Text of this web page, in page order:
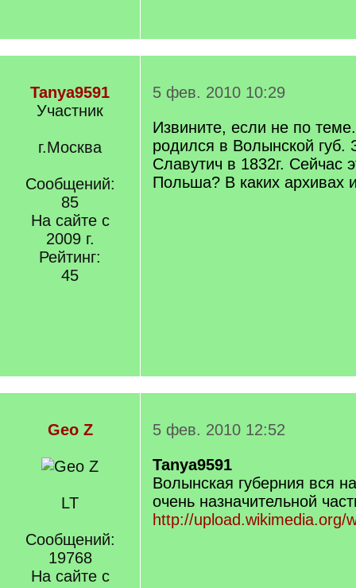
Tanya9591
Участник
г.Москва
Сообщений:
85
На сайте с
2009 г.
Рейтинг:
45
5 фев. 2010 10:29
Извините, если не по
родился в Волынской губ.
Славутич в 1832г. Сейчас
Польша? В каких архивах
Geo Z
LT
Сообщений:
19768
На сайте с
5 фев. 2010 12:52
Tanya9591
Волынская губерния вся
очень назначительной
http://upload.wikimedia.org/